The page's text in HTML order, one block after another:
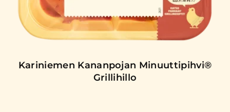
Kariniemen Kananpojan Minuuttipihvi®
Grillihillo